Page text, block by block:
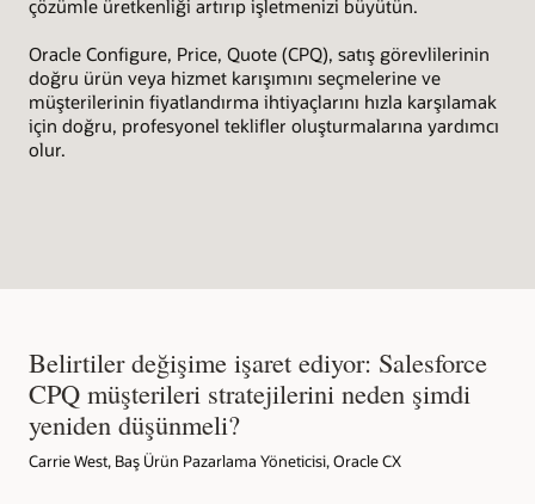
çözümle üretkenliği artırıp işletmenizi büyütün.
Oracle Configure, Price, Quote (CPQ), satış görevlilerinin
doğru ürün veya hizmet karışımını seçmelerine ve
müşterilerinin fiyatlandırma ihtiyaçlarını hızla karşılamak
için doğru, profesyonel teklifler oluşturmalarına yardımcı
olur.
Belirtiler değişime işaret ediyor: Salesforce
CPQ müşterileri stratejilerini neden şimdi
yeniden düşünmeli?
Carrie West, Baş Ürün Pazarlama Yöneticisi, Oracle CX